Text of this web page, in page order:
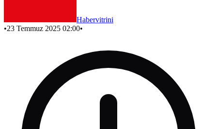
Habervitrini
•23 Temmuz 2025 02:00•